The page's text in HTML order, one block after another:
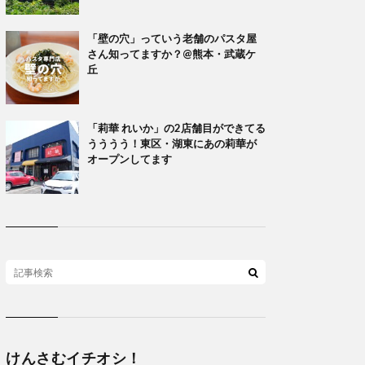
「壁の穴」っていう老舗のパスタ屋
さん知ってますか？@熊本・武蔵ケ
丘
「莉華 れいか」の2店舗目ができてる
うううう！東区・湖東にあの莉華が
オープンしてます
けんさむイチオシ！